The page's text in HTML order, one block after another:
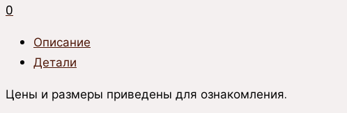
0
Описание
Детали
Цены и размеры приведены для ознакомления.